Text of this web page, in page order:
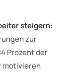
steigern:
zur
Prozent der
motivieren